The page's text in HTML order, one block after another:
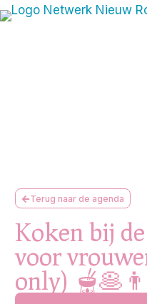
Terug naar de agenda
Koken bij
voor
only)